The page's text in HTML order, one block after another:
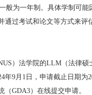
般为一年制。具体学制可
通过考试和论文等方式来评
）法学院的LLM（法律
年9月1日，申请截止日期
（GDA3）在线提交申请。